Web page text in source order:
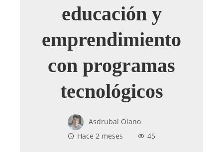
educación y
emprendimiento
con programas
tecnológicos
Asdrubal Olano
Hace 2 meses
45